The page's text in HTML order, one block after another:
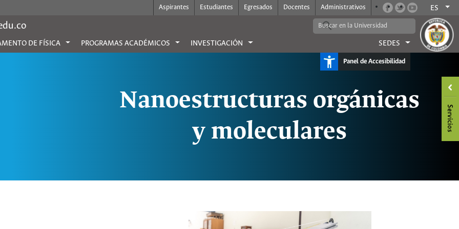
Aspirantes Estudiantes Egresados Docentes Administrativos ES
DE FÍSICA PROGRAMAS ACADÉMICOS INVESTIGACIÓN SEDES
Panel de Accesibilidad
Nanoestructuras orgánicas
y moleculares